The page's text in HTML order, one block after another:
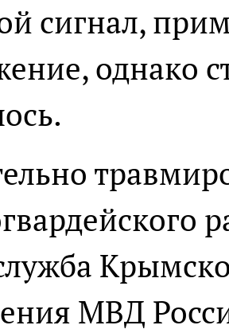
сигнал,
однако
МВД